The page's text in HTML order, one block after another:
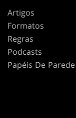
Artigos
Formatos
Regras
Podcasts
Papéis De Parede